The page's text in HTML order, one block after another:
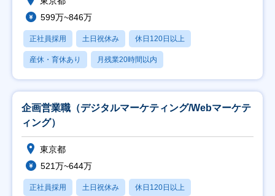
599万~846万
正社員採用 土日祝休み 休日120日以上
産休・育休あり 月残業20時間以内
企画営業職（デジタルマーケティング/Webマーケテ
ィング）
東京都
521万~644万
正社員採用 土日祝休み 休日120日以上